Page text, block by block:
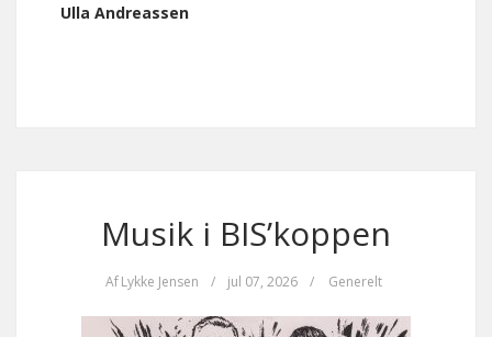
Ulla Andreassen
Musik i BIS’koppen
Af Lykke Jensen / jul 07, 2026 / Generelt